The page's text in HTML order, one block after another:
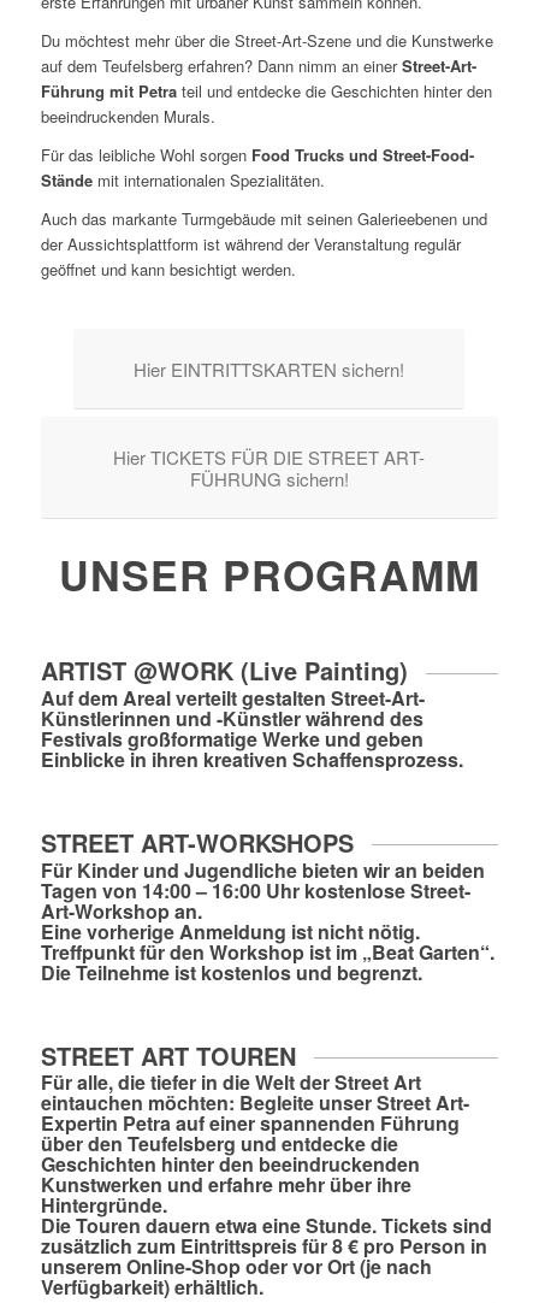
Du möchtest mehr über die Street-Art-Szene und die Kunstwerke
auf dem Teufelsberg erfahren? Dann nimm an einerStreet-Art-
Führung mit Petrateil und entdecke die Geschichten hinter den
beeindruckenden Murals.
Für das leibliche Wohl sorgen Food Trucks und Street-Food-
Ständemit internationalen Spezialitäten.
Auch das markante Turmgebäude mit seinen Galerieebenen und
der Aussichtsplattform ist während der Veranstaltung regulär
geöffnet und kann besichtigt werden.
Hier EINTRITTSKARTEN sichern!
Hier TICKETS FÜR DIE STREET ART-
FÜHRUNG sichern!
UNSER PROGRAMM
ARTIST @WORK (Live Painting)
Auf dem Areal verteilt gestalten Street-Art-
Künstlerinnen und -Künstler während des
Festivals großformatige Werke und geben
Einblicke in ihren kreativen Schaffensprozess.
STREET ART-WORKSHOPS
Für Kinder und Jugendliche bieten wir an beiden
Tagen von 14:00 – 16:00 Uhr kostenlose Street-
Art-Workshop an.
Eine vorherige Anmeldung ist nicht nötig.
Treffpunkt für den Workshop ist im „Beat Garten“.
Die Teilnehme ist kostenlos und begrenzt.
STREET ART TOUREN
Für alle, die tiefer in die Welt der Street Art
eintauchen möchten: Begleite unser Street Art-
Expertin Petra auf einer spannenden Führung
über den Teufelsberg und entdecke die
Geschichten hinter den beeindruckenden
Kunstwerken und erfahre mehr über ihre
Hintergründe.
Die Touren dauern etwa eine Stunde. Tickets sind
zusätzlich zum Eintrittspreis für 8 € pro Person in
unserem Online-Shop oder vor Ort (je nach
Verfügbarkeit) erhältlich.